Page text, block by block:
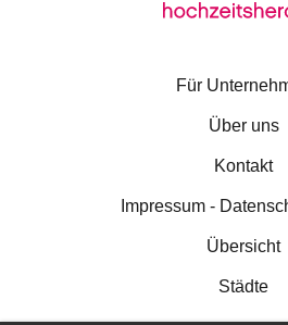
Für
Über uns
Kontakt
Impressum -
Übersicht
Städte